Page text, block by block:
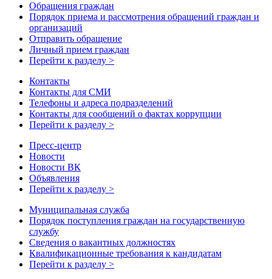
Обращения граждан
Порядок приема и рассмотрения обращений граждан и
организаций
Отправить обращение
Личный прием граждан
Перейти к разделу >
Контакты
Контакты для СМИ
Телефоны и адреса подразделений
Контакты для сообщений о фактах коррупции
Перейти к разделу >
Пресс-центр
Новости
Новости ВК
Объявления
Перейти к разделу >
Муниципальная служба
Порядок поступления граждан на государственную
службу
Сведения о вакантных должностях
Квалификационные требования к кандидатам
Перейти к разделу >